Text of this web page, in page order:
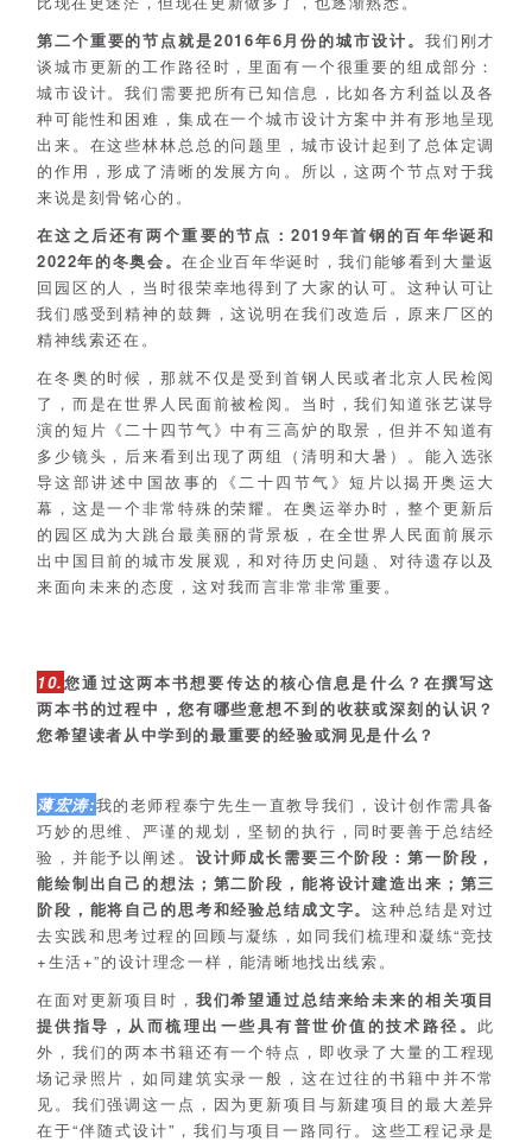
第二个重要的节点就是2016年6月份的城市设计。 我们刚才
谈城市更新的工作路径时，里面有一个很重要的组成部分：
城市设计。我们需要把所有已知信息，比如各方利益以及各
种可能性和困难，集成在一个城市设计方案中并有形地呈现
出来。在这些林林总总的问题里，城市设计起到了总体定调
的作用，形成了清晰的发展方向。所以，这两个节点对于我
来说是刻骨铭心的。
在这之后还有两个重要的节点：2019年首钢的百年华诞和
2022年的冬奥会。在企业百年华诞时，我们能够看到大量返
回园区的人，当时很荣幸地得到了大家的认可。这种认可让
我们感受到精神的鼓舞，这说明在我们改造后，原来厂区的
精神线索还在。
在冬奥的时候，那就不仅是受到首钢人民或者北京人民检阅
了，而是在世界人民面前被检阅。当时，我们知道张艺谋导
演的短片《二十四节气》中有三高炉的取景，但并不知道有
多少镜头，后来看到出现了两组（清明和大暑）。能入选张
导这部讲述中国故事的《二十四节气》短片以揭开奥运大
幕，这是一个非常特殊的荣耀。在奥运举办时，整个更新后
的园区成为大跳台最美丽的背景板，在全世界人民面前展示
出中国目前的城市发展观，和对待历史问题、对待遗存以及
来面向未来的态度，这对我而言非常非常重要。
10.您通过这两本书想要传达的核心信息是什么？在撰写这
两本书的过程中，您有哪些意想不到的收获或深刻的认识？
您希望读者从中学到的最重要的经验或洞见是什么？
薄宏涛:我的老师程泰宁先生一直教导我们，设计创作需具备
巧妙的思维、严谨的规划，坚韧的执行，同时要善于总结经
验，并能予以阐述。 设计师成长需要三个阶段：第一阶段，
能绘制出自己的想法；第二阶段，能将设计建造出来；第三
阶段，能将自己的思考和经验总结成文字。这种总结是对过
去实践和思考过程的回顾与凝练，如同我们梳理和凝练“竞技
+生活+”的设计理念一样，能清晰地找出线索。
在面对更新项目时， 我们希望通过总结来给未来的相关项目
提供指导，从而梳理出一些具有普世价值的技术路径。 此
外，我们的两本书籍还有一个特点，即收录了大量的工程现
场记录照片，如同建筑实录一般，这在过往的书籍中并不常
见。我们强调这一点，因为更新项目与新建项目的最大差异
在于“伴随式设计”，我们与项目一路同行。这些工程记录是